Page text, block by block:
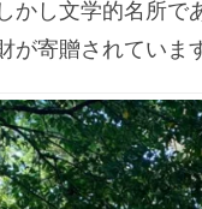
かし文学的名所
が寄贈されていま